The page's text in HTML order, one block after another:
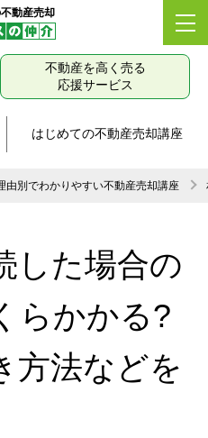
動産売却
不動産を高く売る
応援サービス
はじめての不動産売却講座
由別でわかりやすい不動産売却講座
した場合の
らかかる?
方法などを